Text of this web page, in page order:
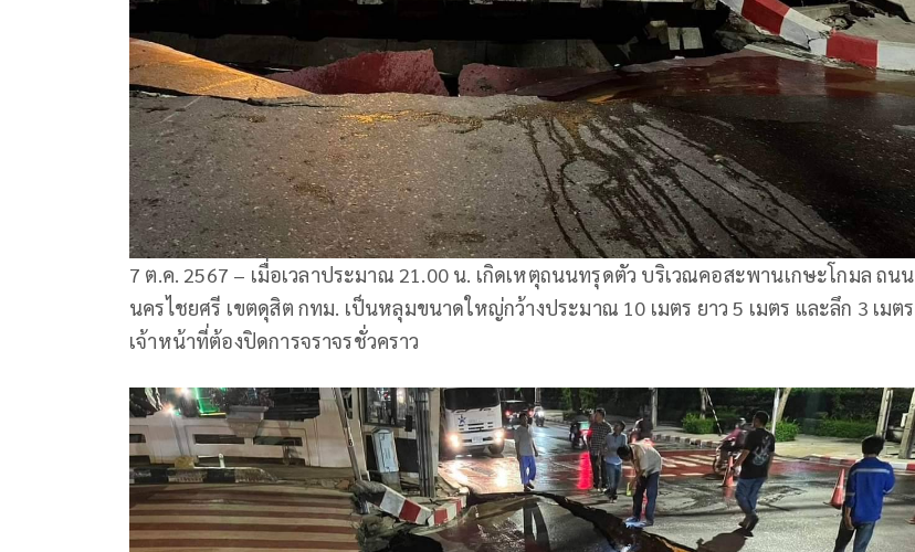
7 ต.ค. 2567 – เมื่อเวลาประมาณ 21.00 น. เกิดเหตุถนนทรุดตัว บริเวณคอสะพานเกษะโกมล ถนน
นครไชยศรี เขตดุสิต กทม. เป็นหลุมขนาดใหญ่กว้างประมาณ 10 เมตร ยาว 5 เมตร และลึก 3 เมตร
เจ้าหน้าที่ต้องปิดการจราจรชั่วคราว